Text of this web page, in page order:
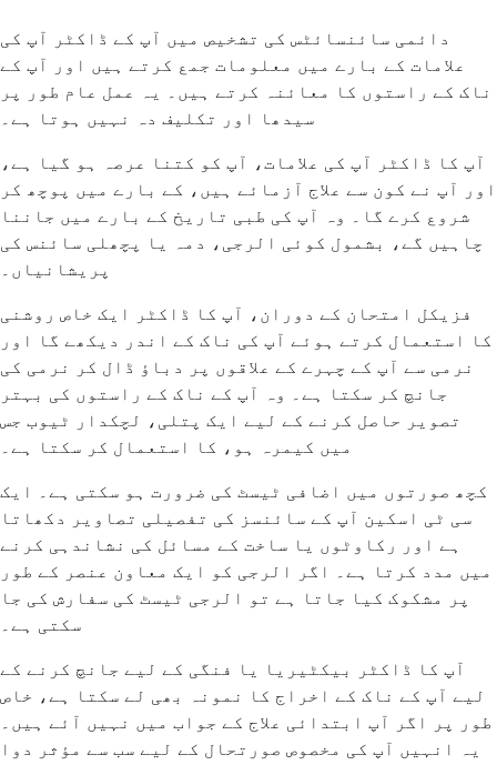
دائمی سائنسائٹس کی تشخیص میں آپ کے ڈاکٹر آپ کی
علامات کے بارے میں معلومات جمع کرتے ہیں اور آپ کے
ناک کے راستوں کا معائنہ کرتے ہیں۔ یہ عمل عام طور پر
سیدھا اور تکلیف دہ نہیں ہوتا ہے۔
آپ کا ڈاکٹر آپ کی علامات، آپ کو کتنا عرصہ ہو گیا ہے،
اور آپ نے کون سے علاج آزمائے ہیں، کے بارے میں پوچھ کر
شروع کرے گا۔ وہ آپ کی طبی تاریخ کے بارے میں جاننا
چاہیں گے، بشمول کوئی الرجی، دمہ یا پچھلی سائنس کی
پریشانیاں۔
فزیکل امتحان کے دوران، آپ کا ڈاکٹر ایک خاص روشنی
کا استعمال کرتے ہوئے آپ کی ناک کے اندر دیکھے گا اور
نرمی سے آپ کے چہرے کے علاقوں پر دباؤ ڈال کر نرمی کی
جانچ کر سکتا ہے۔ وہ آپ کے ناک کے راستوں کی بہتر
تصویر حاصل کرنے کے لیے ایک پتلی، لچکدار ٹیوب جس
میں کیمرہ ہو، کا استعمال کر سکتا ہے۔
کچھ صورتوں میں اضافی ٹیسٹ کی ضرورت ہو سکتی ہے۔ ایک
سی ٹی اسکین آپ کے سائنسز کی تفصیلی تصاویر دکھاتا
ہے اور رکاوٹوں یا ساخت کے مسائل کی نشاندہی کرنے
میں مدد کرتا ہے۔ اگر الرجی کو ایک معاون عنصر کے طور
پر مشکوک کیا جاتا ہے تو الرجی ٹیسٹ کی سفارش کی جا
سکتی ہے۔
آپ کا ڈاکٹر بیکٹیریا یا فنگی کے لیے جانچ کرنے کے
لیے آپ کے ناک کے اخراج کا نمونہ بھی لے سکتا ہے، خاص
طور پر اگر آپ ابتدائی علاج کے جواب میں نہیں آئے ہیں۔
یہ انہیں آپ کی مخصوص صورتحال کے لیے سب سے مؤثر دوا